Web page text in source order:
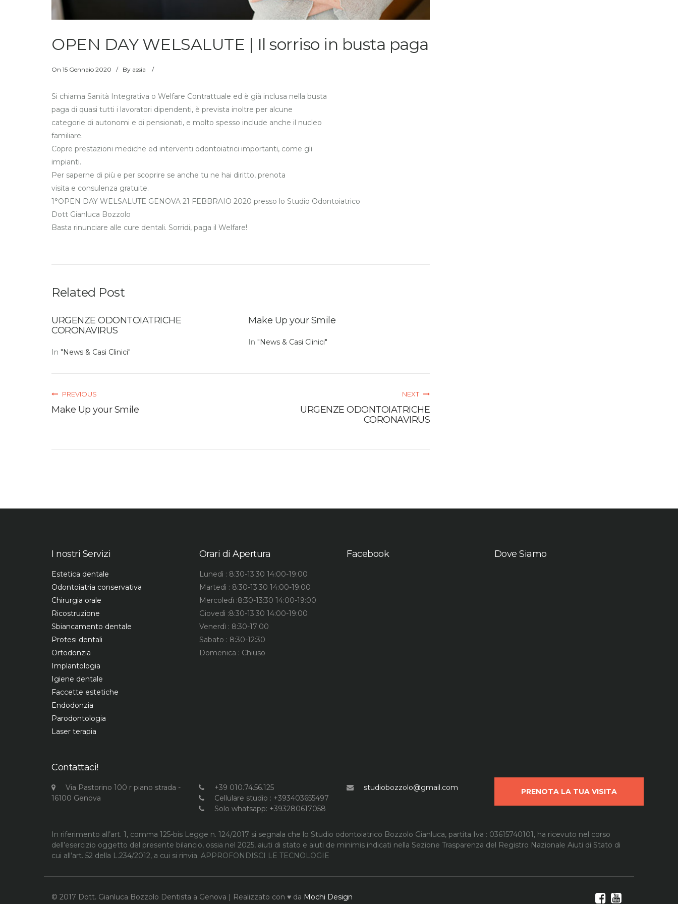
OPEN DAY WELSALUTE | Il sorriso in busta paga
On 15 Gennaio 2020 / By assia /
Si chiama Sanità Integrativa o Welfare Contrattuale ed è già inclusa nella busta
paga di quasi tutti i lavoratori dipendenti, è prevista inoltre per alcune
categorie di autonomi e di pensionati, e molto spesso include anche il nucleo
familiare.
Copre prestazioni mediche ed interventi odontoiatrici importanti, come gli
impianti.
Per saperne di più e per scoprire se anche tu ne hai diritto, prenota
visita e consulenza gratuite.
1°OPEN DAY WELSALUTE GENOVA 21 FEBBRAIO 2020 presso lo Studio Odontoiatrico
Dott Gianluca Bozzolo
Basta rinunciare alle cure dentali. Sorridi, paga il Welfare!
Related Post
URGENZE ODONTOIATRICHE
CORONAVIRUS
In "News & Casi Clinici"
Make Up your Smile
In "News & Casi Clinici"
PREVIOUS
Make Up your Smile
NEXT
URGENZE ODONTOIATRICHE
CORONAVIRUS
I nostri Servizi
Estetica dentale
Odontoiatria conservativa
Chirurgia orale
Ricostruzione
Sbiancamento dentale
Protesi dentali
Ortodonzia
Implantologia
Igiene dentale
Faccette estetiche
Endodonzia
Parodontologia
Laser terapia
Orari di Apertura
Lunedì : 8:30-13:30 14:00-19:00
Martedì : 8:30-13:30 14:00-19:00
Mercoledì :8:30-13:30 14:00-19:00
Giovedì :8:30-13:30 14:00-19:00
Venerdì : 8:30-17:00
Sabato : 8:30-12:30
Domenica : Chiuso
Facebook Dove Siamo
Contattaci!
Via Pastorino 100 r piano strada -
16100 Genova
+39 010.74.56.125
Cellulare studio : +393403655497
Solo whatsapp: +393280617058
studiobozzolo@gmail.com PRENOTA LA TUA VISITA
In riferimento all’art. 1, comma 125-bis Legge n. 124/2017 si segnala che lo Studio odontoiatrico Bozzolo Gianluca, partita Iva : 03615740101, ha ricevuto nel corso
dell’esercizio oggetto del presente bilancio, ossia nel 2025, aiuti di stato e aiuti de minimis indicati nella Sezione Trasparenza del Registro Nazionale Aiuti di Stato di
cui all’art. 52 della L.234/2012, a cui si rinvia. APPROFONDISCI LE TECNOLOGIE
© 2017 Dott. Gianluca Bozzolo Dentista a Genova | Realizzato con ♥ da Mochi Design